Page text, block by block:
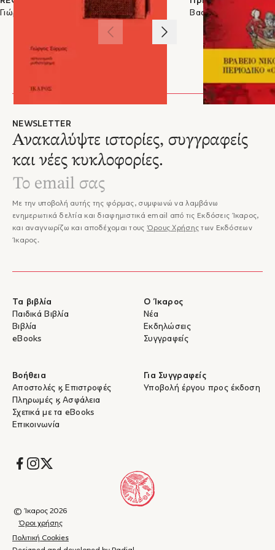
Γιώργος Σύρμας
Βασίλης
NEWSLETTER
Ανακαλύψτε ιστορίες, συγγραφείς
και νέες κυκλοφορίες.
Με την υποβολή αυτής της φόρμας, συμφωνώ να λαμβάνω
ενημερωτικά δελτία και διαφημιστικά email από τις Εκδόσεις Ίκαρος,
και αναγνωρίζω και αποδέχομαι τους Όρους Χρήσης των Εκδόσεων
Ίκαρος.
Τα βιβλία
Παιδικά Βιβλία
Βιβλία
eBooks
Ο Ίκαρος
Νέα
Εκδηλώσεις
Συγγραφείς
Βοήθεια
Αποστολές & Επιστροφές
Πληρωμές & Ασφάλεια
Σχετικά με τα eBooks
Επικοινωνία
Για Συγγραφείς
Υποβολή έργου προς έκδοση
Socials
© Ίκαρος 2026
Όροι χρήσης
Πολιτική Cookies